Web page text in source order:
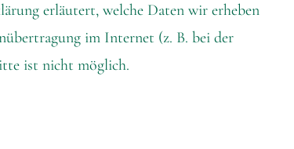
erläutert, welche Daten wir erheben
im Internet (z. B. bei der
ist nicht möglich.